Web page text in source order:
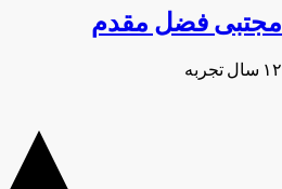
مجتبی فضل مقدم
۱۲ سال تجربه